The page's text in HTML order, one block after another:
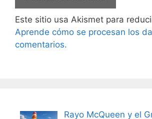
Este sitio usa Akismet para
Aprende cómo se procesan los
comentarios.
Rayo McQueen y el